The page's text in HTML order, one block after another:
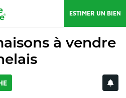
ESTIMER UN BIEN
à vendre